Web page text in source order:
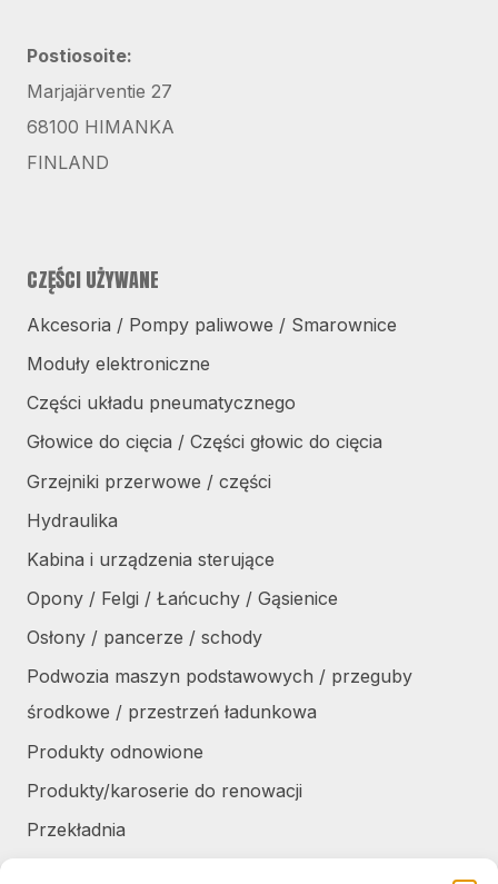
Postiosoite:
Marjajärventie 27
68100 HIMANKA
FINLAND
CZĘŚCI UŻYWANE
Akcesoria / Pompy paliwowe / Smarownice
Moduły elektroniczne
Części układu pneumatycznego
Głowice do cięcia / Części głowic do cięcia
Grzejniki przerwowe / części
Hydraulika
Kabina i urządzenia sterujące
Opony / Felgi / Łańcuchy / Gąsienice
Osłony / pancerze / schody
Podwozia maszyn podstawowych / przeguby
środkowe / przestrzeń ładunkowa
Produkty odnowione
Produkty/karoserie do renowacji
Przekładnia